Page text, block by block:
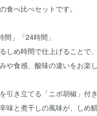
食べ比べセットです。
間」「24時間」
しめ時間で仕上げることで、
や食感、酸味の違いをお楽
引き立てる「ニボ胡椒」付き
味と煮干しの風味が、しめ